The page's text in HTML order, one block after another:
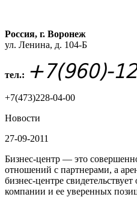
Россия, г. Воронеж
ул. Ленина, д. 104-Б
тел.: +7(960)-
+7(473)228-04-00
Новости
27-09-2011
Бизнес-центр — это
отношений с партнерами, а
бизнес-центре
компании и ее уверенных